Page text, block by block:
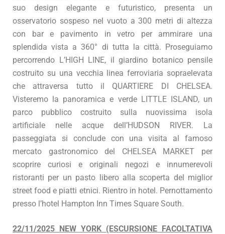
suo design elegante e futuristico, presenta un
osservatorio sospeso nel vuoto a 300 metri di altezza
con bar e pavimento in vetro per ammirare una
splendida vista a 360° di tutta la città. Proseguiamo
percorrendo L’HIGH LINE, il giardino botanico pensile
costruito su una vecchia linea ferroviaria sopraelevata
che attraversa tutto il QUARTIERE DI CHELSEA.
Visteremo la panoramica e verde LITTLE ISLAND, un
parco pubblico costruito sulla nuovissima isola
artificiale nelle acque dell’HUDSON RIVER. La
passeggiata si conclude con una visita al famoso
mercato gastronomico del CHELSEA MARKET per
scoprire curiosi e originali negozi e innumerevoli
ristoranti per un pasto libero alla scoperta del miglior
street food e piatti etnici. Rientro in hotel. Pernottamento
presso l’hotel Hampton Inn Times Square South.
22/11/2025 NEW YORK (ESCURSIONE FACOLTATIVA